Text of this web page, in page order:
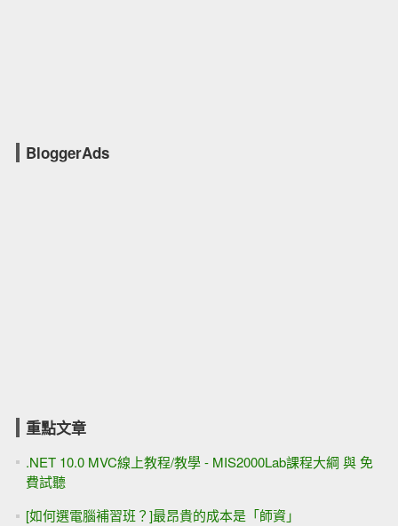
BloggerAds
重點文章
.NET 10.0 MVC線上教程/教學 - MIS2000Lab課程大綱 與 免
費試聽
[如何選電腦補習班？]最昂貴的成本是「師資」